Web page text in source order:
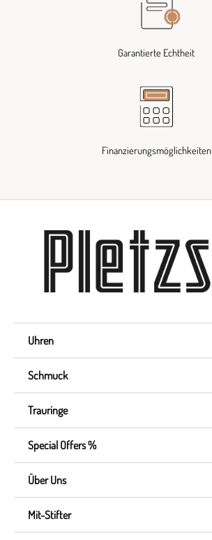
Garantierte Echtheit
Finanzierungsmöglichkeiten
Uhren
Schmuck
Trauringe
Special Offers %
Über Uns
Mit-Stifter